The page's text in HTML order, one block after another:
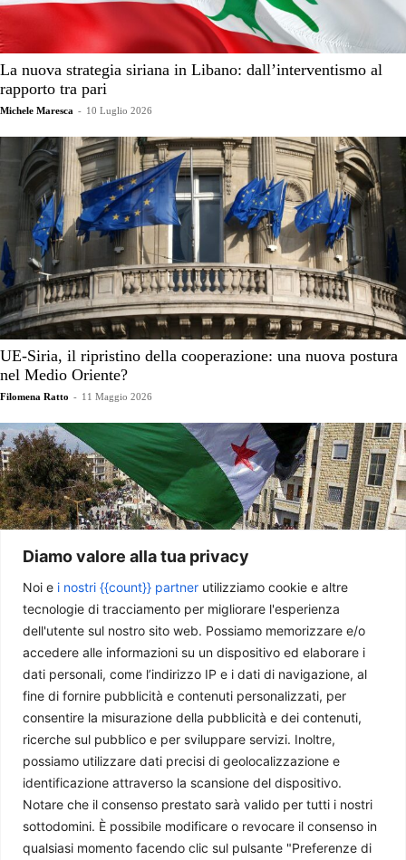
Diamo valore alla tua privacy
Noi e i nostri {{count}} partner utilizziamo cookie e altre
tecnologie di tracciamento per migliorare l'esperienza
dell'utente sul nostro sito web. Possiamo memorizzare e/o
accedere alle informazioni su un dispositivo ed elaborare i
dati personali, come l’indirizzo IP e i dati di navigazione, al
fine di fornire pubblicità e contenuti personalizzati, per
consentire la misurazione della pubblicità e dei contenuti,
ricerche sul pubblico e per sviluppare servizi. Inoltre,
possiamo utilizzare dati precisi di geolocalizzazione e
identificazione attraverso la scansione del dispositivo.
Notare che il consenso prestato sarà valido per tutti i nostri
sottodomini. È possibile modificare o revocare il consenso in
qualsiasi momento facendo clic sul pulsante "Preferenze di
La nuova strategia siriana in Libano: dall’interventismo al
rapporto tra pari
Michele Maresca - 10 Luglio 2026
UE-Siria, il ripristino della cooperazione: una nuova postura
nel Medio Oriente?
Filomena Ratto - 11 Maggio 2026
Interpretare il futuro della Siria attraverso una lente
privilegiata
Michele Maresca 6 Marzo 2026